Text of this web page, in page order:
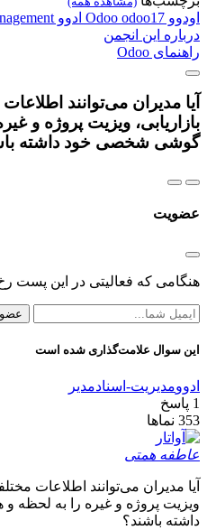
اودوو Odoo odoo17 ادوو
درباره این انجمن
راهنمای Odoo
آیا مدیران می‌توانند
بازاریابی، ویزیت پروژه و
گوشی شخصی خود داشته
عضویت
هنگامی که فعالیتی در این پست
این سوال علامت‌گذاری شده است
ادوومدیریت-اسنادمدیر
1 پاسخ
353 نماها
عاطفه همتی
آیا مدیران می‌توانند اطلاعات
ویزیت پروژه و غیره را به
داشته باشند؟